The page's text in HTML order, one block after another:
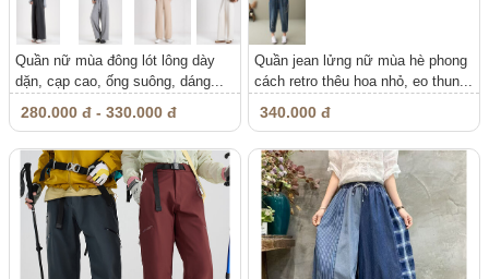
Quần nữ mùa đông lót lông dày
dặn, cạp cao, ống suông, dáng...
280.000 đ - 330.000 đ
Quần jean lửng nữ mùa hè phong
cách retro thêu hoa nhỏ, eo thun...
340.000 đ